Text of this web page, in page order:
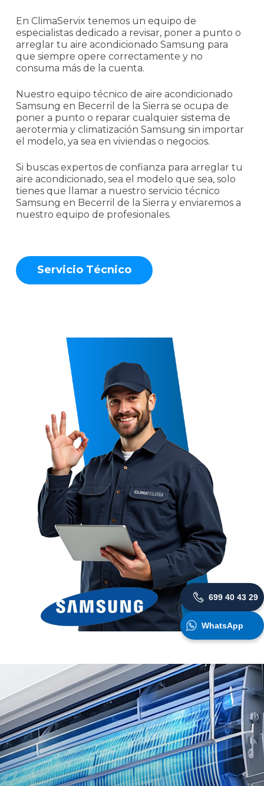
En ClimaServix tenemos un equipo de
especialistas dedicado a revisar, poner a punto o
arreglar tu aire acondicionado Samsung para
que siempre opere correctamente y no
consuma más de la cuenta.
Nuestro equipo técnico de aire acondicionado
Samsung en Becerril de la Sierra se ocupa de
poner a punto o reparar cualquier sistema de
aerotermia y climatización Samsung sin importar
el modelo, ya sea en viviendas o negocios.
Si buscas expertos de confianza para arreglar tu
aire acondicionado, sea el modelo que sea, solo
tienes que llamar a nuestro servicio técnico
Samsung en Becerril de la Sierra y enviaremos a
nuestro equipo de profesionales.
Servicio Técnico
699 40 43 29
WhatsApp